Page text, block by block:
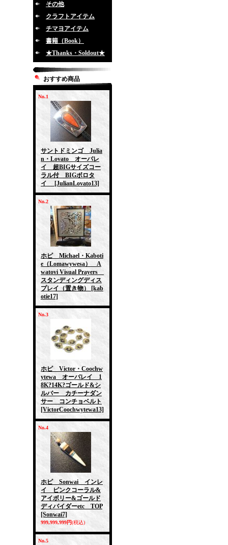
その他
クラフトアイテム
チマヨアイテム
書籍（Book）
★Thanks・Soldout★
おすすめ商品
No.1
サントドミンゴ Julia
n・Lovato オーバレ
イ 超BIGサイズコー
ラル付 BIGボロタ
イ
[JulianLovato13]
No.2
ホピ Michael・Kaboti
e（Lomawywesa） A
watovi Visual Prayers
スタンディングディス
プレイ（置き物）
[kab
otie17]
No.3
ホピ Victor・Coochw
ytewa オーバレイ 1
8K?14K?ゴールド&シ
ルバー カチーナダン
サー コンチョベルト
[VictorCoochwytewa13]
No.4
ホピ Sonwai インレ
イ ピンクコーラル&
アイボリー&ゴールド
ディバイダーetc TOP
[Sonwai7]
999,999,999円(税込)
No.5